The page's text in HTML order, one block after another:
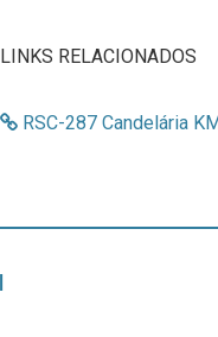
LINKS RELACIONADOS
RSC-287 Candelária